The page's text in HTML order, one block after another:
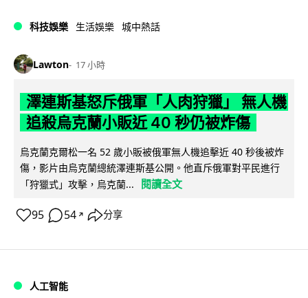
科技娛樂 生活娛樂 城中熱話
Lawton 17 小時
澤連斯基怒斥俄軍「人肉狩獵」 無人機
追殺烏克蘭小販近 40 秒仍被炸傷
烏克蘭克爾松一名 52 歲小販被俄軍無人機追擊近 40 秒後被炸
傷，影片由烏克蘭總統澤連斯基公開。他直斥俄軍對平民進行
「狩獵式」攻擊，烏克蘭...
閱讀全文
95 54 ↗ 分享
人工智能